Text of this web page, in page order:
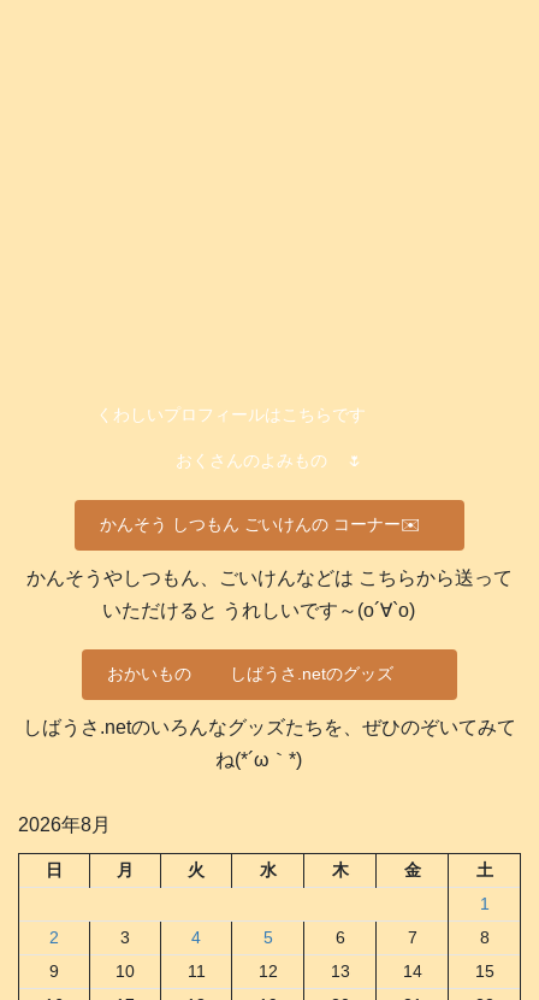
くわしいプロフィールはこちらです
おくさんのよみもの 🌷
かんそう しつもん ごいけんの コーナー✉️
かんそうやしつもん、ごいけんなどは こちらから送って
いただけると うれしいです～(о´∀`о)
おかいもの しばうさ.netのグッズ
しばうさ.netのいろんなグッズたちを、ぜひのぞいてみて
ね(*´ω｀*)
2026年8月
日 月 火 水 木 金
土
1
2
3 4 5 6 7
8
9
10 11 12 13 14
15